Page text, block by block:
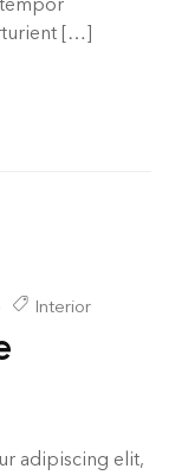
[…]
Interior
adipiscing elit,